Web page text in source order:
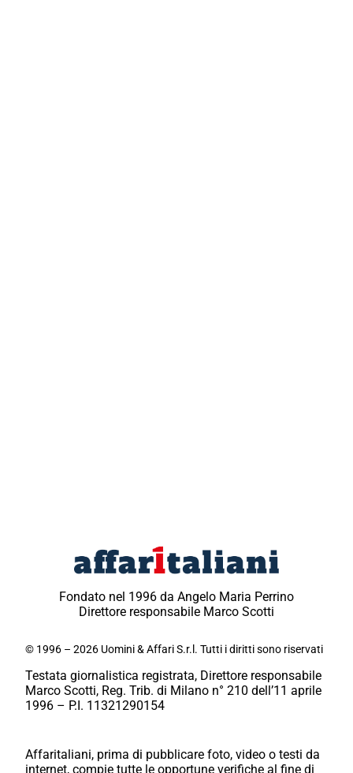
Fondato nel 1996 da Angelo Maria Perrino
Direttore responsabile Marco Scotti
© 1996 – 2026 Uomini & Affari S.r.l. Tutti i diritti sono riservati
Testata giornalistica registrata, Direttore responsabile
Marco Scotti, Reg. Trib. di Milano n° 210 dell’11 aprile
1996 – P.I. 11321290154
Affaritaliani, prima di pubblicare foto, video o testi da
internet, compie tutte le opportune verifiche al fine di